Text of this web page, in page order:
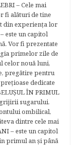
– Cele mai
fi alături de tine
din experienţa lor
este un capitol
Vor fi prezentate
primelor zile de
celor nouă luni,
pregătire pentru
dedicate
ÎN PRIMUL
sugarului.
ombilical,
dintre cele mai
– este un capitol
primul an şi până